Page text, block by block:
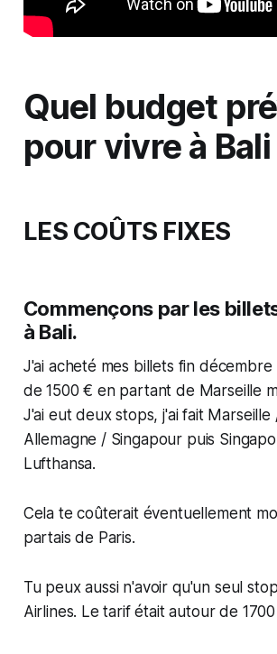
Quel budget
pour vivre à Bali
LES COÛTS FIXES
Commençons par les
à Bali.
J'ai acheté mes billets fin
de 1500 € en partant de Marseille
J'ai eut deux stops, j'ai fait Marseille
Allemagne / Singapour puis
Lufthansa.
Cela te coûterait éventuellement
partais de Paris.
Tu peux aussi n'avoir qu'un seul
Airlines. Le tarif était autour de